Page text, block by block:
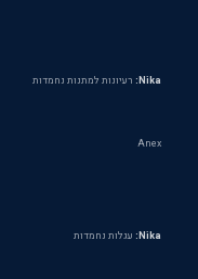
Nika: רעיונות למתנות נחמדות
Anex
Nika: עגלות נחמדות